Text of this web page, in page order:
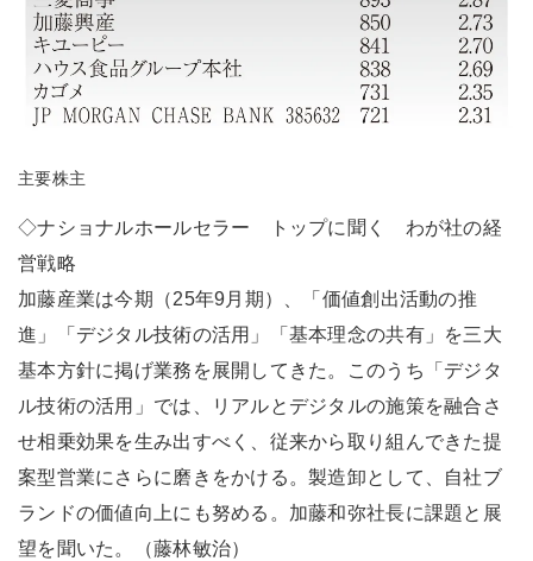
主要株主
◇ナショナルホールセラー トップに聞く わが社の経
営戦略
加藤産業は今期（25年9月期）、「価値創出活動の推
進」「デジタル技術の活用」「基本理念の共有」を三大
基本方針に掲げ業務を展開してきた。このうち「デジタ
ル技術の活用」では、リアルとデジタルの施策を融合さ
せ相乗効果を生み出すべく、従来から取り組んできた提
案型営業にさらに磨きをかける。製造卸として、自社ブ
ランドの価値向上にも努める。加藤和弥社長に課題と展
望を聞いた。（藤林敏治）